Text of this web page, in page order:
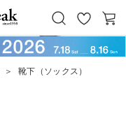
お
気
カ
ー
＞ 靴下（ソックス）